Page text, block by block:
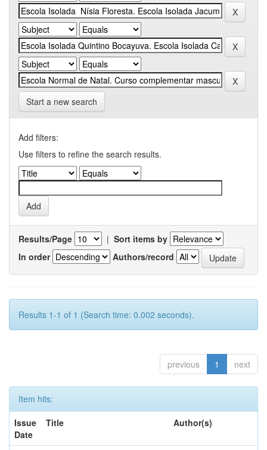
Start a new search
Add filters:
Use filters to refine the search results.
Results/Page | Sort items by
In order
Authors/record
Results 1-1 of 1 (Search time: 0.002 seconds).
previous 1 next
Item hits:
Issue
Date
Title Author(s)